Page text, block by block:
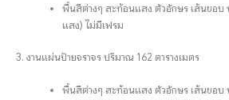
พื้นสีต่างๆ สะท้อนแสง ตัวอักษร เส้นขอบ
แสง) ไม่มีเฟรม
3. งานแผ่นป้ายจราจร ปริมาณ 162 ตารางเมตร
พื้นสีต่างๆ สะท้อนแสง ตัวอักษร เส้นขอบ